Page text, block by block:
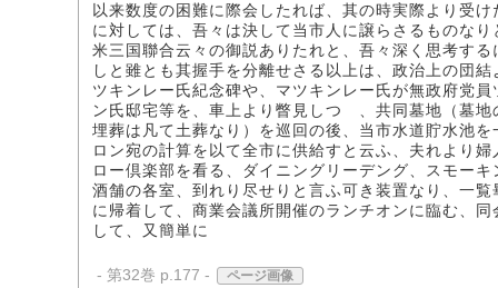
以来数度の困難に際会したれば、其の時実際より受
に対しては、吾々は決して当市人に譲らさるものな
米三国聯合云々の御説ありたれと、吾々深く思考す
しと雖とも其握手を分離せさる以上は、政治上の団
ツキンレー氏紀念碑や、マツキンレー氏が無政府党
ン氏邸宅等を、車上より瞥見しつゝ、共同墓地（墓
埋葬は凡て土葬なり）を巡回の後、当市水道貯水池
ロン宛の計算を以て全市に供給すと云ふ、夫れより
ロー倶楽部を看る、ダイニングリーデング、スモー
酒舗の各室、到れり尽せりと言ふ可き装置なり、一
に帰着して、商業会議所開催のランチオンに臨む、
して、又簡単に
- 第32巻 p.177 - ページ画像